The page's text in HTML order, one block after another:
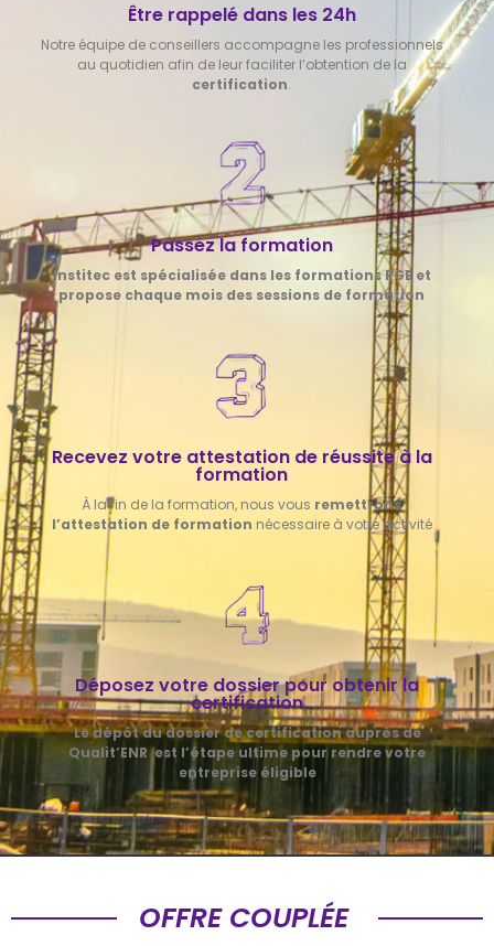
Être rappelé dans les 24h
Notre équipe de conseillers accompagne les professionnels
au quotidien afin de leur faciliter l’obtention de la
certification.
Passez la formation
Institec est spécialisée dans les formations RGE et
propose chaque mois des sessions de formation
Recevez votre attestation de réussite à la
formation
À la fin de la formation, nous vous remettrons
l’attestation de formation nécessaire à votre activité
Déposez votre dossier pour obtenir la
certification
Le dépôt du dossier de certification auprès de
Qualit’ENR est l’étape ultime pour rendre votre
entreprise éligible
OFFRE COUPLÉE